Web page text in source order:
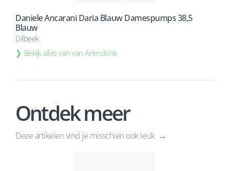
Daniele Ancarani Daria Blauw Damespumps 38,5
Blauw
Dilbeek
Bekijk alles van van Arendonk
Ontdek meer
Deze artikelen vind je misschien ook leuk